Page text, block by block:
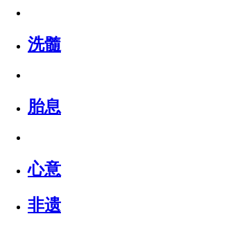
洗髓
胎息
心意
非遗